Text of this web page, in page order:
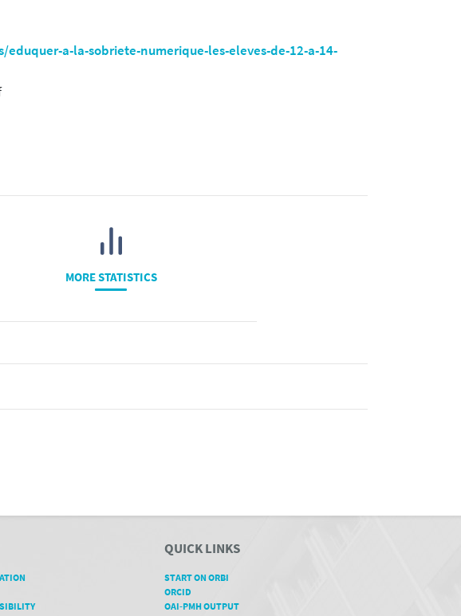
a-la-sobriete-numerique-les-eleves-de-12-a-14-
MORE STATISTICS
QUICK LINKS
START ON ORBI
ORCID
OAI-PMH OUTPUT